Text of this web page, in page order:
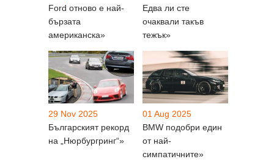
Ford отново е най-
бързата
американска»
Едва ли сте
очаквали такъв
тежък»
29 Nov 2025
Българският рекорд
на „Нюрбургринг“»
01 Aug 2025
BMW подобри един
от най-
симпатичните»